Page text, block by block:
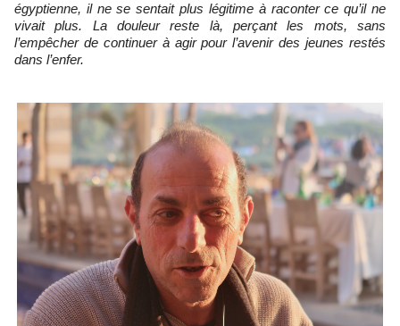
égyptienne, il ne se sentait plus légitime à raconter ce qu’il ne
vivait plus. La douleur reste là, perçant les mots, sans
l’empêcher de continuer à agir pour l’avenir des jeunes restés
dans l’enfer.